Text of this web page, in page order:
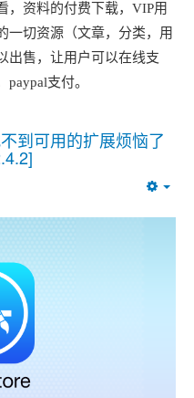
，资料的付费下载，VIP用
一切资源（文章，分类，用
出售，让用户可以在线支
支付。
到可用的扩展烦恼了